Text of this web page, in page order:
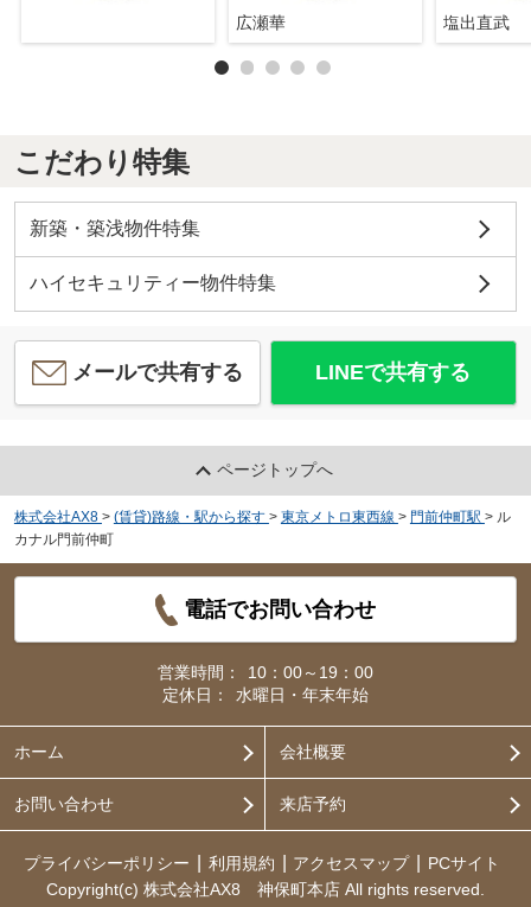
広瀬華 塩出直武
こだわり特集
新築・築浅物件特集
ハイセキュリティー物件特集
メールで共有する LINEで共有する
ページトップへ
株式会社AX8 > (賃貸)路線・駅から探す > 東京メトロ東西線 > 門前仲町駅 > ル
カナル門前仲町
電話でお問い合わせ
営業時間：
10：00～19：00
定休日：
水曜日・年末年始
ホーム 会社概要
お問い合わせ 来店予約
プライバシーポリシー 利用規約 アクセスマップ
PCサイト
Copyright(c) 株式会社AX8 神保町本店 All rights reserved.